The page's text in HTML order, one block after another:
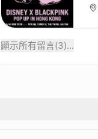
顯示所有留言(3)...